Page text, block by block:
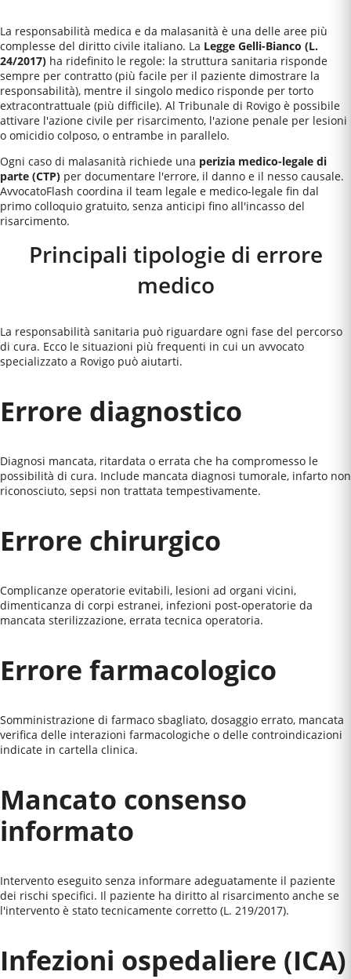
La responsabilità medica e da malasanità è una delle aree più
complesse del diritto civile italiano. La Legge Gelli-Bianco (L.
24/2017) ha ridefinito le regole: la struttura sanitaria risponde
sempre per contratto (più facile per il paziente dimostrare la
responsabilità), mentre il singolo medico risponde per torto
extracontrattuale (più difficile). Al Tribunale di Rovigo è possibile
attivare l'azione civile per risarcimento, l'azione penale per lesioni
o omicidio colposo, o entrambe in parallelo.
Ogni caso di malasanità richiede una perizia medico-legale di
parte (CTP) per documentare l'errore, il danno e il nesso causale.
AvvocatoFlash coordina il team legale e medico-legale fin dal
primo colloquio gratuito, senza anticipi fino all'incasso del
risarcimento.
Principali tipologie di errore
medico
La responsabilità sanitaria può riguardare ogni fase del percorso
di cura. Ecco le situazioni più frequenti in cui un avvocato
specializzato a Rovigo può aiutarti.
Errore diagnostico
Diagnosi mancata, ritardata o errata che ha compromesso le
possibilità di cura. Include mancata diagnosi tumorale, infarto non
riconosciuto, sepsi non trattata tempestivamente.
Errore chirurgico
Complicanze operatorie evitabili, lesioni ad organi vicini,
dimenticanza di corpi estranei, infezioni post-operatorie da
mancata sterilizzazione, errata tecnica operatoria.
Errore farmacologico
Somministrazione di farmaco sbagliato, dosaggio errato, mancata
verifica delle interazioni farmacologiche o delle controindicazioni
indicate in cartella clinica.
Mancato consenso
informato
Intervento eseguito senza informare adeguatamente il paziente
dei rischi specifici. Il paziente ha diritto al risarcimento anche se
l'intervento è stato tecnicamente corretto (L. 219/2017).
Infezioni ospedaliere (ICA)